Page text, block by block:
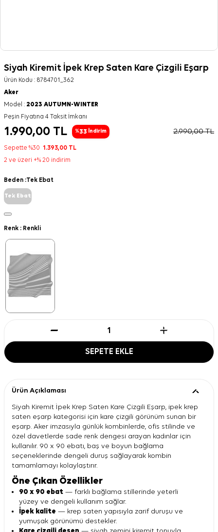
Siyah Kiremit İpek Krep Saten Kare Çizgili Eşarp
Ürün Kodu : 8784701_362
Aker
Model : 2023 AUTUMN-WINTER
Peşin Fiyatına 4 Taksit İmkanı
1.990,00 TL %33 İndirim 2.990,00TL
Sepette %30 1.393,00 TL
2 ve üzeri +% 20 indirim
Beden :Tek Ebat
Tek Ebat
Renk : Renkli
SEPETE EKLE
Ürün Açıklaması
Siyah Kiremit İpek Krep Saten Kare Çizgili Eşarp, ipek krep
saten eşarp kategorisi için kare çizgili görünüm sunan bir
eşarp. Aker imzasıyla günlük kombinlerde, ofis stilinde ve
özel davetlerde sade renk dengesi arayan kadınlar için
kullanılır. 90 x 90 ebatı, baş ve boyun bağlama
seçeneklerinde dengeli duruş sağlayarak kombin
tamamlamayı kolaylaştırır.
Öne Çıkan Özellikler
90 x 90 ebat — farklı bağlama stillerinde yeterli
yüzey ve dengeli kullanım sağlar.
İpek kalite — krep saten yapısıyla zarif duruşu ve
yumuşak görünümü destekler.